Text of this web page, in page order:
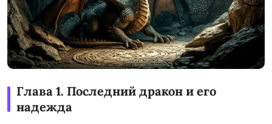
Глава 1. Последний дракон и его
надежда